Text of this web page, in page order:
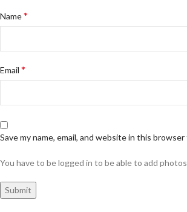
Name*
Email *
Save my name, email, and website in this
You have to be logged in to be able to add